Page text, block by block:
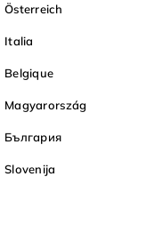
Österreich
Italia
Belgique
Magyarország
България
Slovenija